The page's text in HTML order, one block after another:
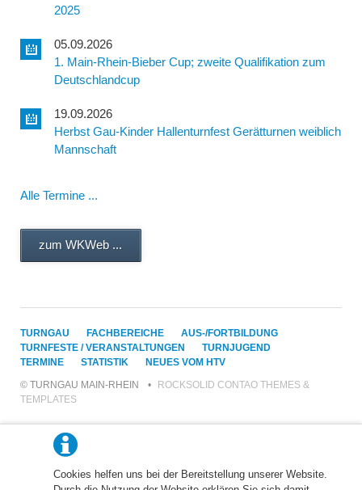
Cookies helfen uns bei der Bereitstellung unserer Website.
2025
05.09.2026
1. Main-Rhein-Bieber Cup; zweite Qualifikation zum
Deutschlandcup
19.09.2026
Herbst Gau-Kinder Hallenturnfest Gerätturnen weiblich
Mannschaft
Alle Termine ...
zum WKWeb ...
NAVIGATION
ÜBERSPRINGEN
TURNGAU FACHBEREICHE
AUS-/FORTBILDUNG
TURNFESTE / VERANSTALTUNGEN
TURNJUGEND
TERMINE
STATISTIK
NEUES VOM HTV
© TURNGAU MAIN-RHEIN
ROCKSOLID CONTAO THEMES &
TEMPLATES